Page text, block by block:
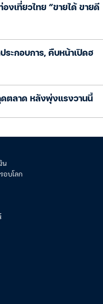
งเที่ยวไทย “ขายได้ ขายดี
ระกอบการ, คืบหน้าเปิดฮ
ดตลาด หลังพุ่งแรงวานนี้
น
อบโลก